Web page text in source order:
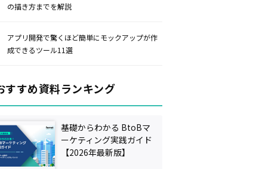
の描き方までを解説
アプリ開発で驚くほど簡単にモックアップが作
成できるツール11選
すすめ資料ランキング
基礎からわかる BtoBマ
ーケティング実践ガイド
【2026年最新版】